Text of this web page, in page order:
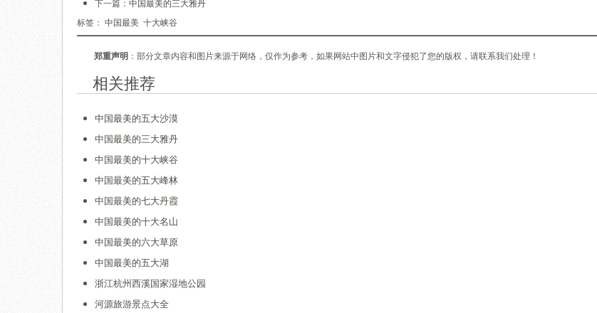
下一篇： 中国最美的三大雅丹
标签： 中国最美 十大峡谷
郑重声明 ：部分文章内容和图片来源于网络，仅作为参考，如果网站中图片和文字侵犯了您的版权，请联系我们处理！
相关推荐
中国最美的五大沙漠
中国最美的三大雅丹
中国最美的十大峡谷
中国最美的五大峰林
中国最美的七大丹霞
中国最美的十大名山
中国最美的六大草原
中国最美的五大湖
浙江杭州西溪国家湿地公园
河源旅游景点大全